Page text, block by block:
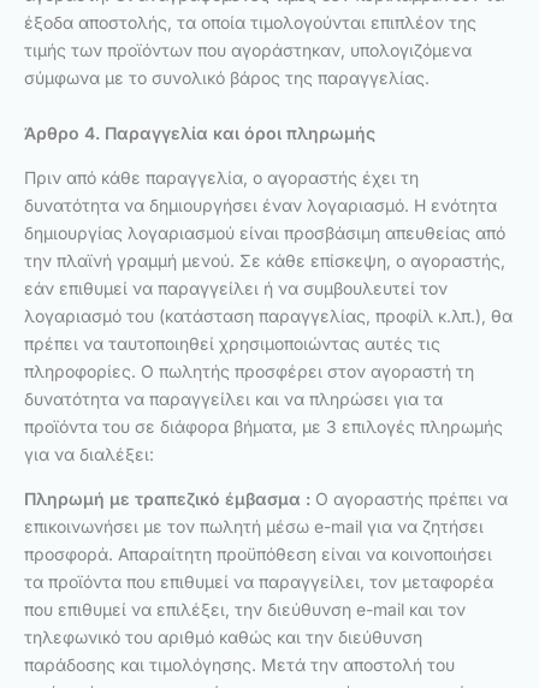
έξοδα αποστολής, τα οποία τιμολογούνται επιπλέον της
τιμής των προϊόντων που αγοράστηκαν, υπολογιζόμενα
σύμφωνα με το συνολικό βάρος της παραγγελίας.
Άρθρο 4. Παραγγελία και όροι πληρωμής
Πριν από κάθε παραγγελία, ο αγοραστής έχει τη
δυνατότητα να δημιουργήσει έναν λογαριασμό. Η ενότητα
δημιουργίας λογαριασμού είναι προσβάσιμη απευθείας από
την πλαϊνή γραμμή μενού. Σε κάθε επίσκεψη, ο αγοραστής,
εάν επιθυμεί να παραγγείλει ή να συμβουλευτεί τον
λογαριασμό του (κατάσταση παραγγελίας, προφίλ κ.λπ.), θα
πρέπει να ταυτοποιηθεί χρησιμοποιώντας αυτές τις
πληροφορίες. Ο πωλητής προσφέρει στον αγοραστή τη
δυνατότητα να παραγγείλει και να πληρώσει για τα
προϊόντα του σε διάφορα βήματα, με 3 επιλογές πληρωμής
για να διαλέξει:
Πληρωμή με τραπεζικό έμβασμα : Ο αγοραστής πρέπει να
επικοινωνήσει με τον πωλητή μέσω e-mail για να ζητήσει
προσφορά. Απαραίτητη προϋπόθεση είναι να κοινοποιήσει
τα προϊόντα που επιθυμεί να παραγγείλει, τον μεταφορέα
που επιθυμεί να επιλέξει, την διεύθυνση e-mail και τον
τηλεφωνικό του αριθμό καθώς και την διεύθυνση
παράδοσης και τιμολόγησης. Μετά την αποστολή του